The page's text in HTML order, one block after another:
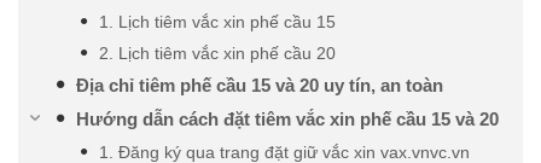
1. Lịch tiêm vắc xin phế cầu 15
2. Lịch tiêm vắc xin phế cầu 20
Địa chỉ tiêm phế cầu 15 và 20 uy tín, an toàn
Hướng dẫn cách đặt tiêm vắc xin phế cầu 15 và 20
1. Đăng ký qua trang đặt giữ vắc xin vax.vnvc.vn